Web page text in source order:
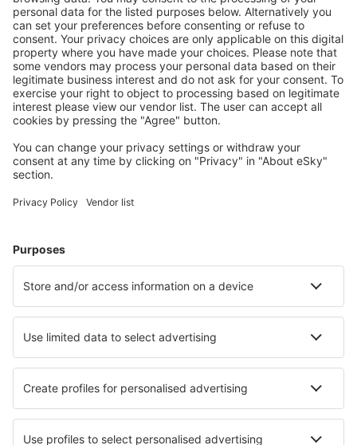
Planifică ȋn siguranţă
Rezervare fără griji cu opțiune gratuită de anulare.
Economiseşte mai mult
Prețuri atractive și oferte speciale pentru utilizatorii
conectați.
Cazarea preferată
apartamente și altele.
Cele mai căutate cazări de către utilizatorii eSky
Cazare în Olanda - Orașe populare
Cazare în Egmond aan Zee Cazare în Callantsoog
Cazare în Kamperland Cazare în Amsterdam
Cazare în Heinkenszand Cazare în Emst